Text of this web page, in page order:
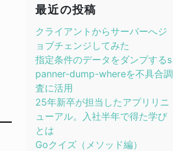
最近の投稿
クライアントからサーバーへジ
ョブチェンジしてみた
指定条件のデータをダンプするs
panner-dump-whereを不具合調
査に活用
25年新卒が担当したアプリリニ
ューアル。入社半年で得た学び
とは
Goクイズ（メソッド編）